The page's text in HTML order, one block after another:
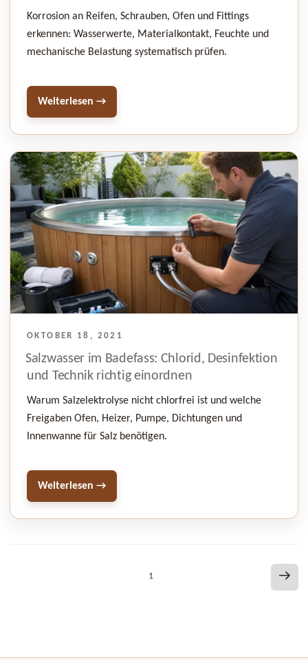
Korrosion an Reifen, Schrauben, Ofen und Fittings
erkennen: Wasserwerte, Materialkontakt, Feuchte und
mechanische Belastung systematisch prüfen.
Weiterlesen →
VERÖFFENTLICHT
OKTOBER 18, 2021
Salzwasser im Badefass: Chlorid, Desinfektion
und Technik richtig einordnen
Warum Salzelektrolyse nicht chlorfrei ist und welche
Freigaben Ofen, Heizer, Pumpe, Dichtungen und
Innenwanne für Salz benötigen.
Weiterlesen →
1